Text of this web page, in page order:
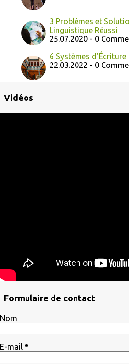
3 Problèmes et
Linguistique Réussi
25.07.2020 - 0
6 Systèmes d'Écriture
22.03.2022 - 0
Vidéos
Formulaire de contact
Nom
E-mail *